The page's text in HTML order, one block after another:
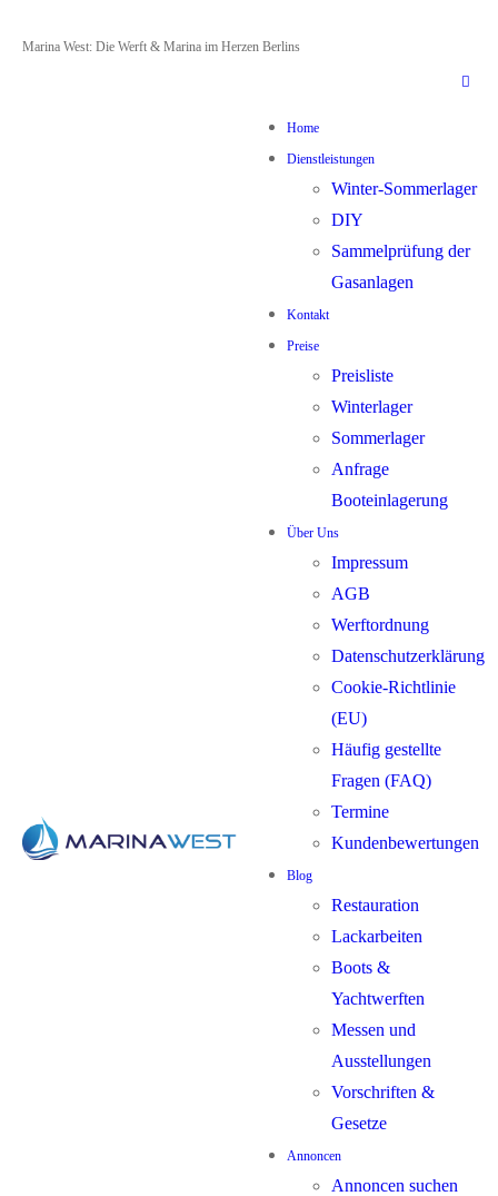
Zum
Menü
Schließen
Marina West: Die Werft & Marina im Herzen Berlins
Home
Dienstleistungen
Winter-Sommerlager
DIY
Sammelprüfung der
Gasanlagen
Kontakt
Preise
Preisliste
Winterlager
Sommerlager
Anfrage
Booteinlagerung
Über Uns
Impressum
AGB
Werftordnung
Datenschutzerklärung
Cookie-Richtlinie
(EU)
Häufig gestellte
Fragen (FAQ)
Termine
Kundenbewertungen
Blog
Restauration
Lackarbeiten
Boots &
Yachtwerften
Messen und
Ausstellungen
Vorschriften &
Gesetze
Annoncen
Annoncen suchen